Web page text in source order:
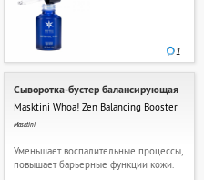
1
Сыворотка-бустер балансирующая
Masktini Whoa! Zen Balancing Booster
Masktini
Уменьшает воспалительные процессы,
повышает барьерные функции кожи.